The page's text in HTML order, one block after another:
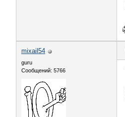
mixail54
guru
Сообщений: 5766